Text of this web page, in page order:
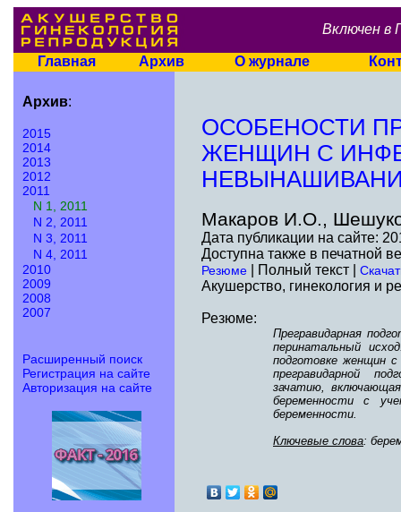
Включен в
Главная Архив О журнале
Архив:
2015
2014
2013
2012
2011
N 1, 2011
N 2, 2011
N 3, 2011
N 4, 2011
2010
2009
2008
2007
Расширенный поиск
Регистрация на сайте
Авторизация на сайте
ОСОБЕНОСТИ
ЖЕНЩИН С
Макаров И.О.,
Дата публикации на сайте:
Доступна также в печатной
Резюме | Полный текст |
Акушерство, гинекология и
Резюме:
Прегравидарная
перинатальный
подготовке женщин
прегравидарной
зачатию,
беременности с
беременности.
Ключевые слова: